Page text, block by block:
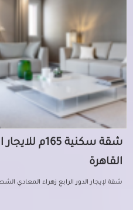
شقة سكنية
القاهرة
شقة لإيجار الدور الرابع زهراء المعادي